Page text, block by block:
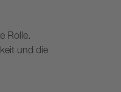
Rolle.
und die